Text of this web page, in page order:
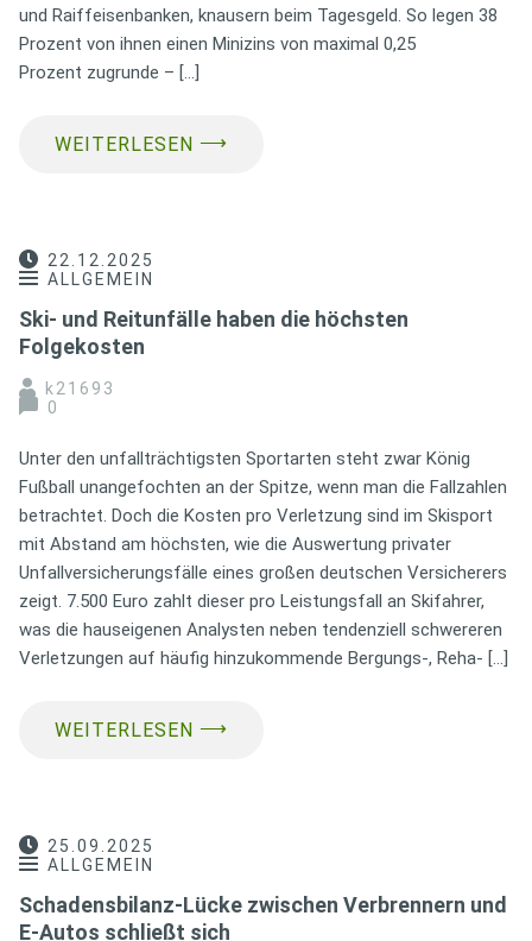
und Raiffeisenbanken, knausern beim Tagesgeld. So legen 38
Prozent von ihnen einen Minizins von maximal 0,25
Prozent zugrunde – […]
WEITERLESEN ⟶
22.12.2025
ALLGEMEIN
Ski- und Reitunfälle haben die höchsten
Folgekosten
k21693
0
Unter den unfallträchtigsten Sportarten steht zwar König
Fußball unangefochten an der Spitze, wenn man die Fallzahlen
betrachtet. Doch die Kosten pro Verletzung sind im Skisport
mit Abstand am höchsten, wie die Auswertung privater
Unfallversicherungsfälle eines großen deutschen Versicherers
zeigt. 7.500 Euro zahlt dieser pro Leistungsfall an Skifahrer,
was die hauseigenen Analysten neben tendenziell schwereren
Verletzungen auf häufig hinzukommende Bergungs-, Reha- […]
WEITERLESEN ⟶
25.09.2025
ALLGEMEIN
Schadensbilanz-Lücke zwischen Verbrennern und
E-Autos schließt sich